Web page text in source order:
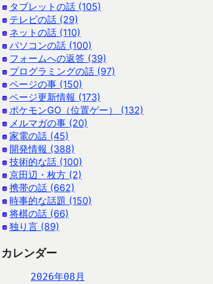
タブレットの話 (105)
テレビの話 (29)
ネットの話 (110)
パソコンの話 (100)
フォームへの返答 (39)
プログラミングの話 (97)
ページの事 (150)
ページ更新情報 (173)
ポケモンGO（位置ゲー） (132)
メルマガの事 (20)
家電の話 (45)
開発情報 (388)
技術的な話 (100)
京田辺・枚方 (2)
携帯の話 (662)
時事的な話題 (150)
将棋の話 (66)
独り言 (89)
カレンダー
2026年08月